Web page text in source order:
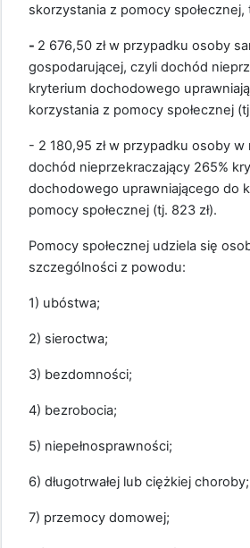
skorzystania z pomocy społecznej,
- 2 676,50 zł w przypadku osoby
gospodarującej, czyli dochód
kryterium dochodowego
korzystania z pomocy społecznej
- 2 180,95 zł w przypadku osoby w
dochód nieprzekraczający 265%
dochodowego uprawniającego do
pomocy społecznej (tj. 823 zł).
Pomocy społecznej udziela się
szczególności z powodu:
1) ubóstwa;
2) sieroctwa;
3) bezdomności;
4) bezrobocia;
5) niepełnosprawności;
6) długotrwałej lub ciężkiej choroby;
7) przemocy domowej;